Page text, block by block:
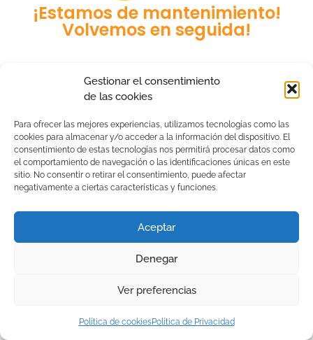
Gestionar el consentimiento
de las cookies
Para ofrecer las mejores experiencias, utilizamos tecnologías como las
cookies para almacenar y/o acceder a la información del dispositivo. El
consentimiento de estas tecnologías nos permitirá procesar datos como
el comportamiento de navegación o las identificaciones únicas en este
sitio. No consentir o retirar el consentimiento, puede afectar
negativamente a ciertas características y funciones.
Aceptar
Denegar
Ver preferencias
Política de cookiesPolítica de Privacidad
¡Estamos de mantenimiento!
Volvemos en seguida!